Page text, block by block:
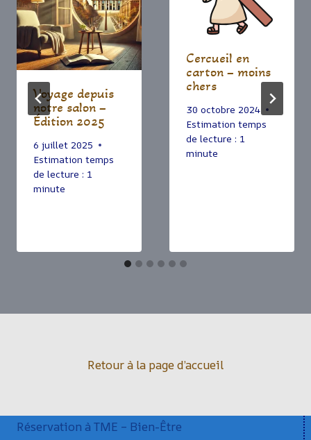
Voyage depuis
notre salon –
Édition 2025
6 juillet 2025
Estimation temps
de lecture : 1
minute
Cercueil en
carton – moins
chers
30 octobre 2024
Estimation temps
de lecture : 1
minute
Retour à la page d’accueil
Réservation à TME – Bien-Être